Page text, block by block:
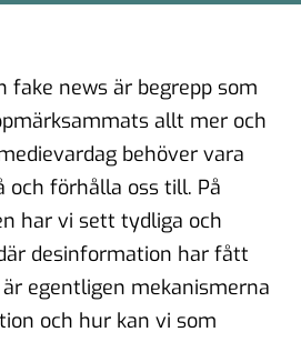
fake news är begrepp som
allt mer och
behöver vara
och förhålla oss till. På
har vi sett tydliga och
desinformation har fått
egentligen mekanismerna
och hur kan vi som